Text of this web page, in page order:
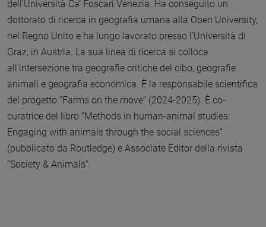
dell’Università Ca’ Foscari Venezia. Ha conseguito un
dottorato di ricerca in geografia umana alla Open University,
nel Regno Unito e ha lungo lavorato presso l’Università di
Graz, in Austria. La sua linea di ricerca si colloca
all’intersezione tra geografie critiche del cibo, geografie
animali e geografia economica. È la responsabile scientifica
del progetto “Farms on the move” (2024-2025). È co-
curatrice del libro “Methods in human-animal studies:
Engaging with animals through the social sciences”
(pubblicato da Routledge) e Associate Editor della rivista
“Society & Animals”.